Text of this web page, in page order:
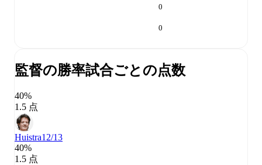
0
0
監督の勝率試合ごとの点数
40%
1.5 点
Huistra12/13
40%
1.5 点